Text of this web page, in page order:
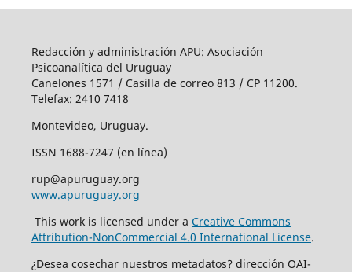
Redacción y administración APU: Asociación
Psicoanalítica del Uruguay
Canelones 1571 / Casilla de correo 813 / CP 11200.
Telefax: 2410 7418
Montevideo, Uruguay.
ISSN 1688-7247 (en línea)
rup@apuruguay.org
www.apuruguay.org
This work is licensed under a Creative Commons
Attribution-NonCommercial 4.0 International License.
¿Desea cosechar nuestros metadatos? dirección OAI-